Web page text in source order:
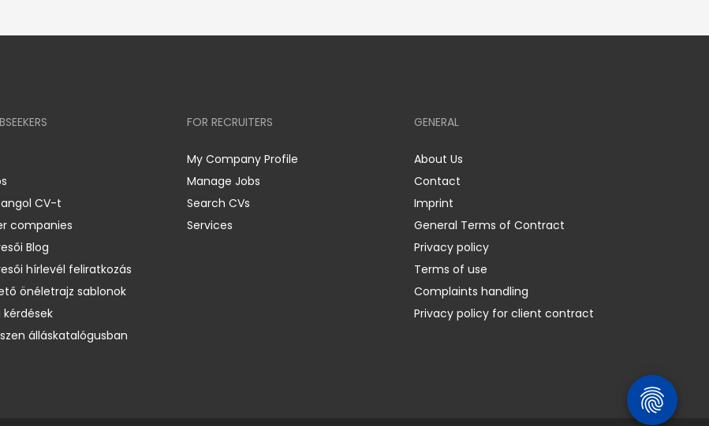
CV-t
companies
Blog
hírlevél feliratkozás
önéletrajz sablonok
kérdések
álláskatalógusban
FOR RECRUITERS
My Company Profile
Manage Jobs
Search CVs
Services
GENERAL
About Us
Contact
Imprint
General Terms of Contract
Privacy policy
Terms of use
Complaints handling
Privacy policy for client contract